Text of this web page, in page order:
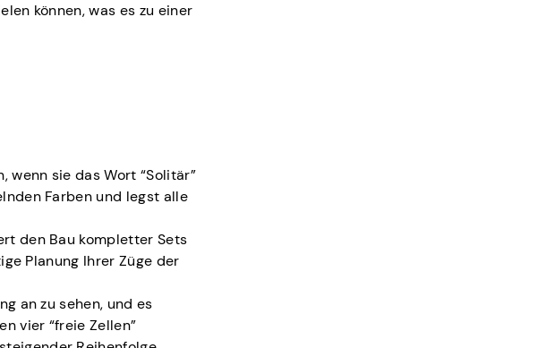
können, was es zu einer
wenn sie das Wort “Solitär”
Farben und legst alle
den Bau kompletter Sets
Planung Ihrer Züge der
an zu sehen, und es
vier “freie Zellen”